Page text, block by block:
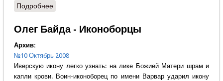
Подробнеео Вратарница - 360 лет принесения в Москву
Олег Байда - Иконоборцы
Архив:
№10 Октябрь 2008
Иверскую икону легко узнать: на лике Божией Матери шрам и
капли крови. Воин-иконоборец по имени Варвар ударил икону